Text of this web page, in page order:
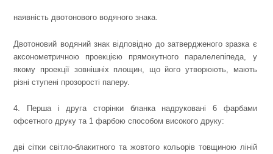
наявність двотонового водяного знака.
Двотоновий водяний знак відповідно до затвердженого зразка є
аксонометричною проекцією прямокутного паралелепіпеда, у
якому проекції зовнішніх площин, що його утворюють, мають
різні ступені прозорості паперу.
4. Перша і друга сторінки бланка надруковані 6 фарбами
офсетного друку та 1 фарбою способом високого друку:
дві сітки світло-блакитного та жовтого кольорів товщиною ліній